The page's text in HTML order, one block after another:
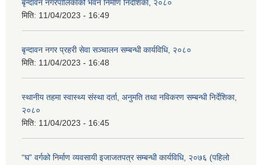
बृन्दावन नगरपालिकाको भवन निर्माण निर्देशिका, २०८०
मिति: 11/04/2023 - 16:49
बृन्दावन नगर प्रहरी सेवा सञ्चालन सम्बन्धी कार्यविधि, २०८०
मिति: 11/04/2023 - 16:48
स्थानीय तहमा स्वास्थ्य संस्था दर्ता, अनुमति तथा नविकरण सम्बन्धी निर्देशिका,
२०८०
मिति: 11/04/2023 - 16:45
“घ” वर्गको निर्माण व्यवसायी इजाजतपत्र सम्बन्धी कार्यविधि, २०७६ (पहिलो